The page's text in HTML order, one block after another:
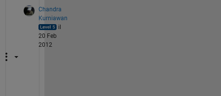
Chandra
Kurniawan
il
20 Feb
2012